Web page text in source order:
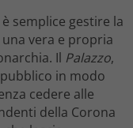
semplice gestire la
vera e propria
Il Palazzo,
in modo
cedere alle
della Corona